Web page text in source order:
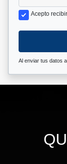
Acepto
Al enviar tus datos